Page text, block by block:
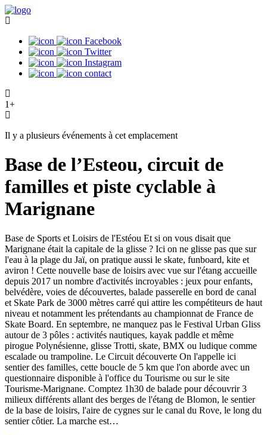
Facebook
Twitter
Instagram
contact
1+
Il y a plusieurs événements à cet emplacement
Base de l’Esteou, circuit de
familles et piste cyclable à
Marignane
Base de Sports et Loisirs de l'Estéou Et si on vous disait que
Marignane était la capitale de la glisse ? Ici on ne glisse pas que sur
l'eau à la plage du Jaï, on pratique aussi le skate, funboard, kite et
aviron ! Cette nouvelle base de loisirs avec vue sur l'étang accueille
depuis 2017 un nombre d'activités incroyables : jeux pour enfants,
belvédère, voies de découvertes, balade passerelle en bord de canal
et Skate Park de 3000 mètres carré qui attire les compétiteurs de haut
niveau et notamment les prétendants au championnat de France de
Skate Board. En septembre, ne manquez pas le Festival Urban Gliss
autour de 3 pôles : activités nautiques, kayak paddle et même
pirogue Polynésienne, glisse Trotti, skate, BMX ou ludique comme
escalade ou trampoline. Le Circuit découverte On l'appelle ici
sentier des familles, cette boucle de 5 km que l'on aborde avec un
questionnaire disponible à l'office du Tourisme ou sur le site
Tourisme-Marignane. Comptez 1h30 de balade pour découvrir 3
milieux différents allant des berges de l'étang de Blomon, le sentier
de la base de loisirs, l'aire de cygnes sur le canal du Rove, le long du
sentier côtier. La marche est…